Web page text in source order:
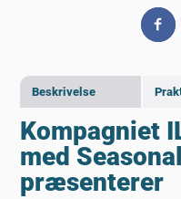
Beskrivelse
Kompagniet
med
præsenterer